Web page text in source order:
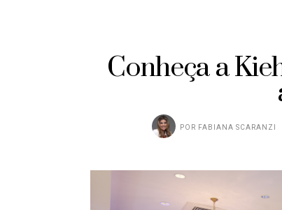
Conheça a
POR FABIANA SCARANZI